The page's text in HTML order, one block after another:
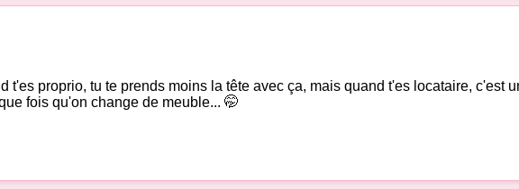
proprio, tu te prends moins la tête avec ça, mais quand t'es locataire, c'est
fois qu'on change de meuble... 🤭